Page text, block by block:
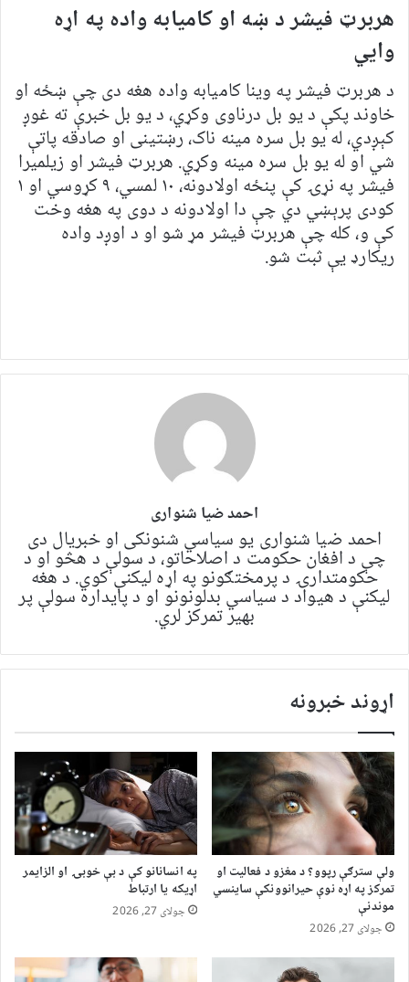
هربرټ فيشر د ښه او کاميابه واده په اړه
وايي
د هربرټ فيشر په وينا کامیابه واده هغه دی چې ښځه او
خاوند پکې د یو بل درناوی وکړي، د یو بل خبرې ته غوږ
کېږدي، له یو بل سره مینه ناک، رښتینی او صادقه پاتې
شي او له یو بل سره مینه وکړي. هربرټ فيشر او زیلمیرا
فيشر په نړۍ کې پنځه اولادونه، ۱۰ لمسي، ۹ کړوسي او ۱
کودی پرېښي دي چې دا اولادونه د دوی په هغه وخت
کې و، کله چې هربرټ فيشر مړ شو او د اوږد واده
ریکارډ یې ثبت شو.
احمد ضیا شنواری
احمد ضیا شنواری یو سياسي شنونکی او خبریال دی
چې د افغان حکومت د اصلاحاتو، د سولې د هڅو او د
حکومتدارۍ د پرمختګونو په اړه لیکنې کوي. د هغه
لیکنې د هیواد د سیاسي بدلونونو او د پایداره سولې پر
بهیر تمرکز لري.
اړوند خبرونه
ولې سترګې رپوو؟ د مغزو د فعالیت او
تمرکز په اړه نوې حیرانوونکې ساینسي
موندنې
جولای 27, 2026
په انسانانو کې د بې خوبۍ او الزایمر
اړیکه یا ارتباط
جولای 27, 2026